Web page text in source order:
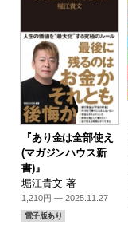
『あり金は全部使え
(マガジンハウス新
書)』
堀江貴文 著
1,210円 — 2025.11.27
電子版あり